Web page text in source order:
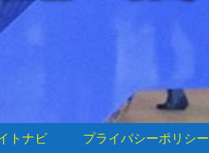
トナビ プライバシーポリシー